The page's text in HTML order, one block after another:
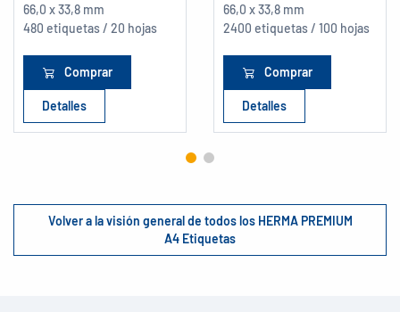
66,0 x 33,8 mm
480 etiquetas / 20 hojas
Comprar
Detalles
66,0 x 33,8 mm
2400 etiquetas / 100 hojas
Comprar
Detalles
Volver a la visión general de todos los HERMA PREMIUM
A4 Etiquetas